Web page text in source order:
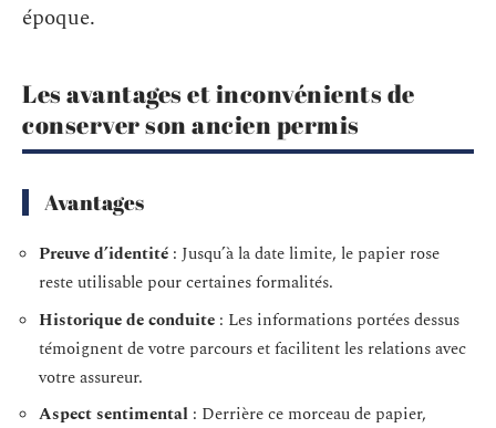
époque.
Les avantages et inconvénients de
conserver son ancien permis
Avantages
Preuve d’identité : Jusqu’à la date limite, le papier rose
reste utilisable pour certaines formalités.
Historique de conduite : Les informations portées dessus
témoignent de votre parcours et facilitent les relations avec
votre assureur.
Aspect sentimental : Derrière ce morceau de papier,